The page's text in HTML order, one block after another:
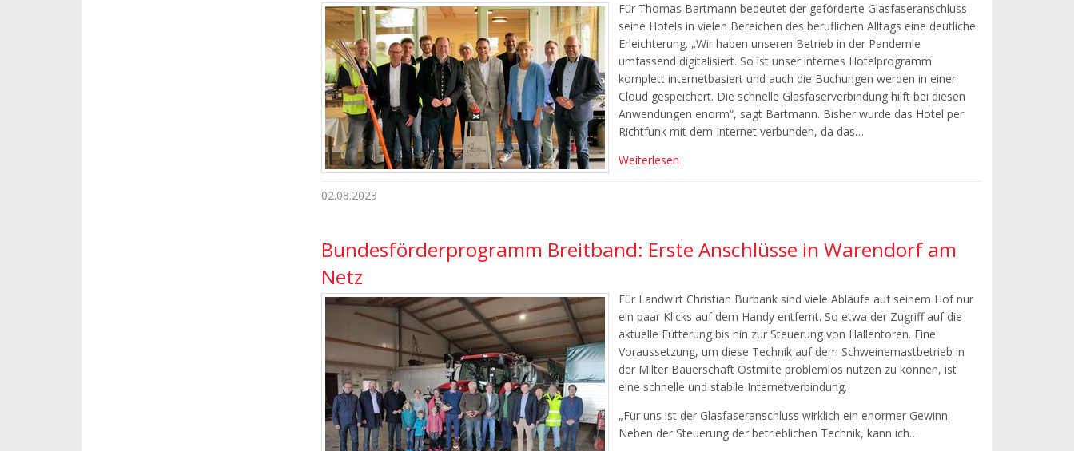
Für Thomas Bartmann bedeutet der geförderte Glasfaseranschluss
seine Hotels in vielen Bereichen des beruflichen Alltags eine deutliche
Erleichterung. „Wir haben unseren Betrieb in der Pandemie
umfassend digitalisiert. So ist unser internes Hotelprogramm
komplett internetbasiert und auch die Buchungen werden in einer
Cloud gespeichert. Die schnelle Glasfaserverbindung hilft bei diesen
Anwendungen enorm“, sagt Bartmann. Bisher wurde das Hotel per
Richtfunk mit dem Internet verbunden, da das…
Weiterlesen
02.08.2023
Bundesförderprogramm Breitband: Erste Anschlüsse in Warendorf am
Netz
Für Landwirt Christian Burbank sind viele Abläufe auf seinem Hof nur
ein paar Klicks auf dem Handy entfernt. So etwa der Zugriff auf die
aktuelle Fütterung bis hin zur Steuerung von Hallentoren. Eine
Voraussetzung, um diese Technik auf dem Schweinemastbetrieb in
der Milter Bauerschaft Ostmilte problemlos nutzen zu können, ist
eine schnelle und stabile Internetverbindung.
„Für uns ist der Glasfaseranschluss wirklich ein enormer Gewinn.
Neben der Steuerung der betrieblichen Technik, kann ich…